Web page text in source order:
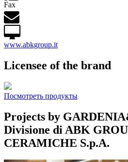
Fax
www.abkgroup.it
Licensee of the brand
Посмотреть продукты
Projects by
Divisione di ABK
CERAMICHE S.p.A.